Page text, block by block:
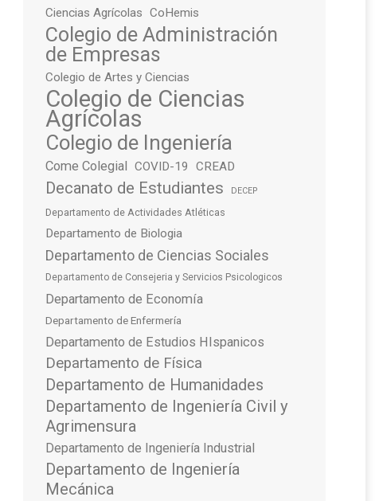
Ciencias Agrícolas CoHemis
Colegio de Administración
de Empresas
Colegio de Artes y Ciencias
Colegio de Ciencias
Agrícolas
Colegio de Ingeniería
Come Colegial COVID-19 CREAD
Decanato de Estudiantes DECEP
Departamento de Actividades Atléticas
Departamento de Biologia
Departamento de Ciencias Sociales
Departamento de Consejeria y Servicios Psicologicos
Departamento de Economía
Departamento de Enfermería
Departamento de Estudios HIspanicos
Departamento de Física
Departamento de Humanidades
Departamento de Ingeniería Civil y
Agrimensura
Departamento de Ingeniería Industrial
Departamento de Ingeniería
Mecánica